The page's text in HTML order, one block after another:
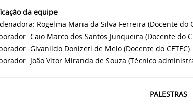
da equipe
Rogelma Maria da Silva Ferreira (Docente do
Caio Marco dos Santos Junqueira (Docente do
Givanildo Donizeti de Melo (Docente do CETEC)
João Vitor Miranda de Souza (Técnico
PALESTRAS